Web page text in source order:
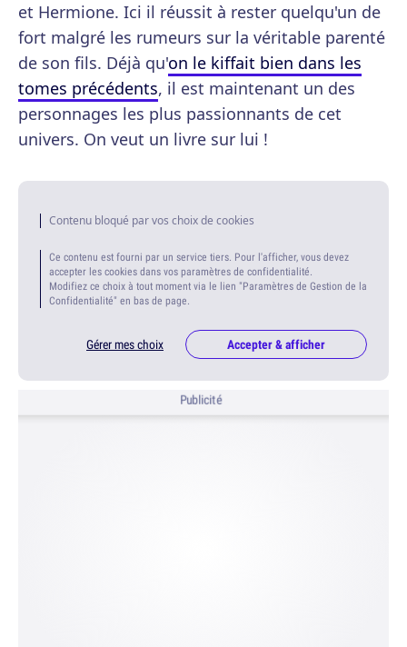
et Hermione. Ici il réussit à rester quelqu'un de
fort malgré les rumeurs sur la véritable parenté
de son fils. Déjà qu'on le kiffait bien dans les
tomes précédents, il est maintenant un des
personnages les plus passionnants de cet
univers. On veut un livre sur lui !
Contenu bloqué par vos choix de cookies
Ce contenu est fourni par un service tiers. Pour l'afficher, vous devez
accepter les cookies dans vos paramètres de confidentialité.
Modifiez ce choix à tout moment via le lien "Paramètres de Gestion de la
Confidentialité" en bas de page.
Gérer mes choix Accepter & afficher
Publicité